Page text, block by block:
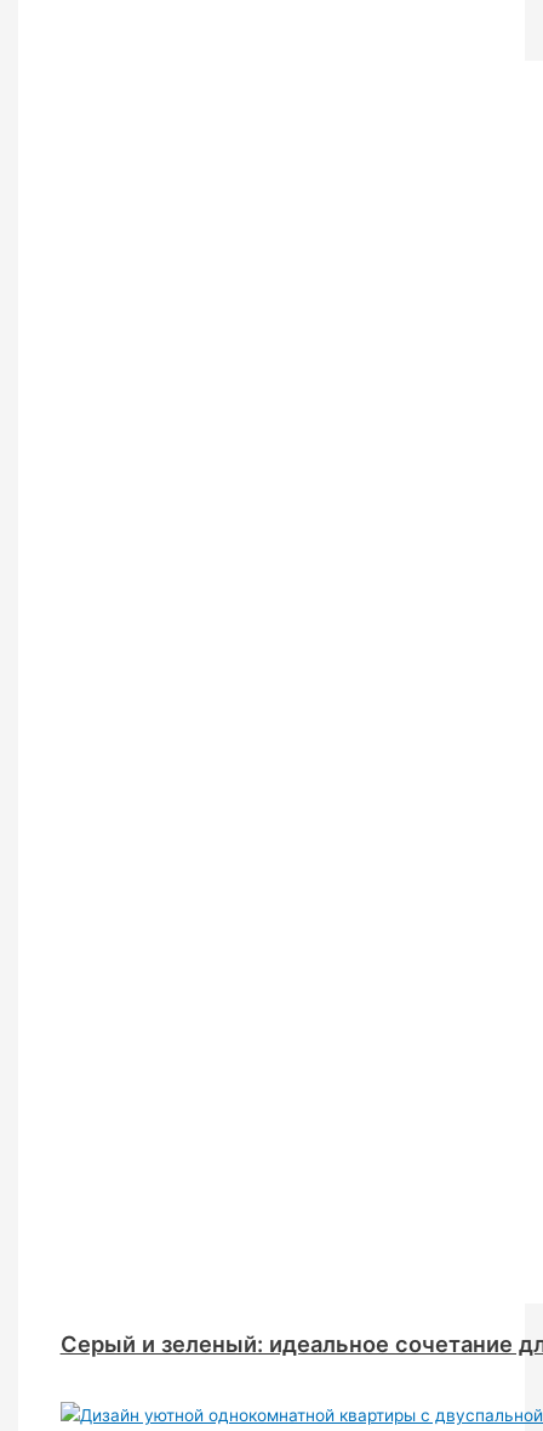
Серый и зеленый: идеальное сочетание